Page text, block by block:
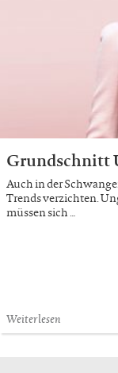
Grundschnitt
Auch in der
Trends verzichten.
müssen sich …
Weiterlesen